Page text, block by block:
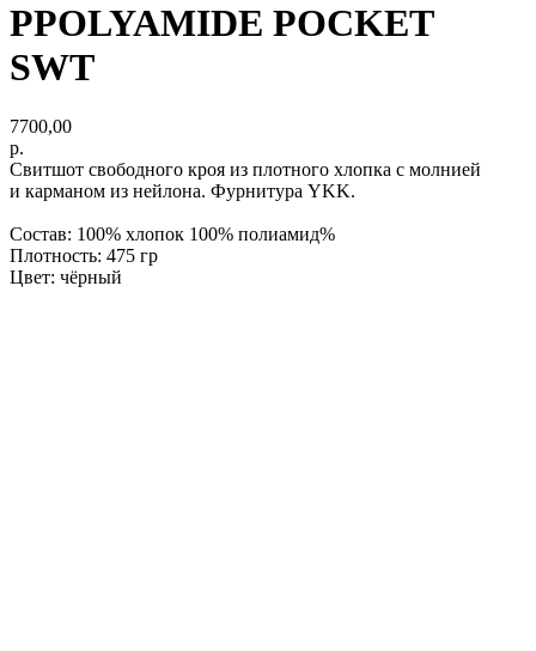
PPOLYAMIDE POCKET
SWT
7700,00
p.
Свитшот свободного кроя из плотного хлопка с молнией
и карманом из нейлона. Фурнитура YKK.
Состав: 100% хлопок 100% полиамид%
Плотность: 475 гр
Цвет: чёрный